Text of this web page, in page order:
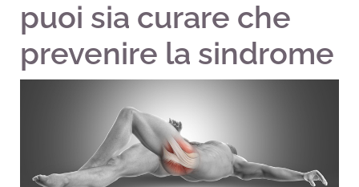
puoi sia curare che
prevenire la sindrome